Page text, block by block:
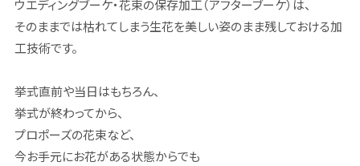
ウエディングブーケ・花束の保存加工（アフターブーケ）は、
そのままでは枯れてしまう生花を美しい姿のまま残しておける加
工技術です。
挙式直前や当日はもちろん、
挙式が終わってから、
プロポーズの花束など、
今お手元にお花がある状態からでも